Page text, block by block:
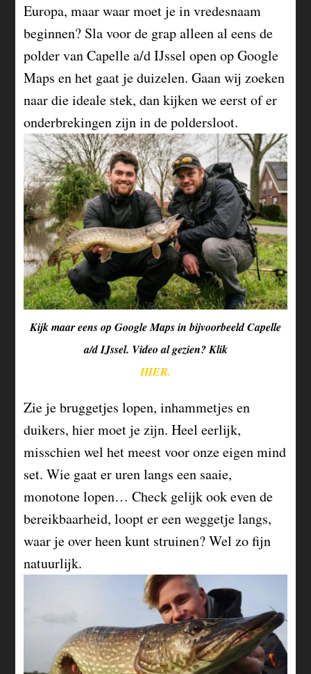
Europa, maar waar moet je in vredesnaam
beginnen? Sla voor de grap alleen al eens de
polder van Capelle a/d IJssel open op Google
Maps en het gaat je duizelen. Gaan wij zoeken
naar die ideale stek, dan kijken we eerst of er
onderbrekingen zijn in de poldersloot.
Kijk maar eens op Google Maps in bijvoorbeeld Capelle
a/d IJssel. Video al gezien? Klik
HIER.
Zie je bruggetjes lopen, inhammetjes en
duikers, hier moet je zijn. Heel eerlijk,
misschien wel het meest voor onze eigen mind
set. Wie gaat er uren langs een saaie,
monotone lopen… Check gelijk ook even de
bereikbaarheid, loopt er een weggetje langs,
waar je over heen kunt struinen? Wel zo fijn
natuurlijk.